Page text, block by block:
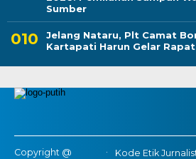
Sumber
Jelang Nataru, Plt Camat
Kartapati Harun Gelar
Copyright @
Kode Etik